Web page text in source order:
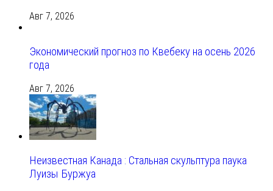
Авг 7, 2026
Экономический прогноз по Квебеку на осень 2026
года
Авг 7, 2026
Неизвестная Канада : Стальная скульптура паука
Луизы Буржуа